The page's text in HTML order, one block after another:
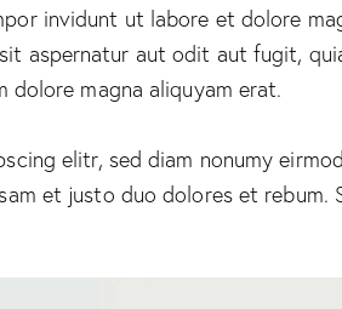
invidunt ut labore et dolore
aspernatur aut odit aut fugit,
magna aliquyam erat.
elitr, sed diam nonumy
et justo duo dolores et rebum.